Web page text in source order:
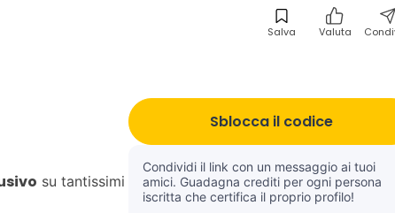
Salva Valuta
su tantissimi
Sblocca il codice
Condividi il link con un messaggio ai tuoi
amici. Guadagna crediti per ogni persona
iscritta che certifica il proprio profilo!